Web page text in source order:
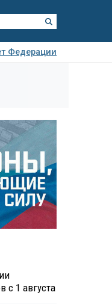
Федерации
с 1 августа